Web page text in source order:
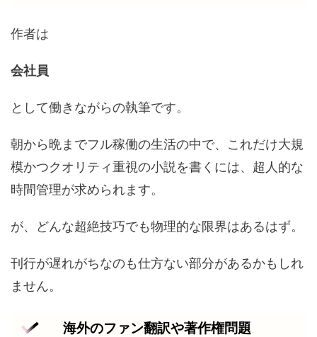
作者は
会社員
として働きながらの執筆です。
朝から晩までフル稼働の生活の中で、これだけ大規
模かつクオリティ重視の小説を書くには、超人的な
時間管理が求められます。
が、どんな超絶技巧でも物理的な限界はあるはず。
刊行が遅れがちなのも仕方ない部分があるかもしれ
ません。
海外のファン翻訳や著作権問題